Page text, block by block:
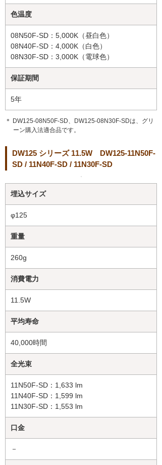
色温度
08N50F-SD：5,000K（昼白色）
08N40F-SD：4,000K（白色）
08N30F-SD：3,000K（電球色）
保証期間
5年
＊ DW125-08N50F-SD、DW125-08N30F-SDは、グリ
ーン購入法適合品です。
DW125 シリーズ 11.5W DW125-11N50F-
SD / 11N40F-SD / 11N30F-SD
埋込サイズ
φ125
重量
260g
消費電力
11.5W
平均寿命
40,000時間
全光束
11N50F-SD：1,633 lm
11N40F-SD：1,599 lm
11N30F-SD：1,553 lm
口金
－